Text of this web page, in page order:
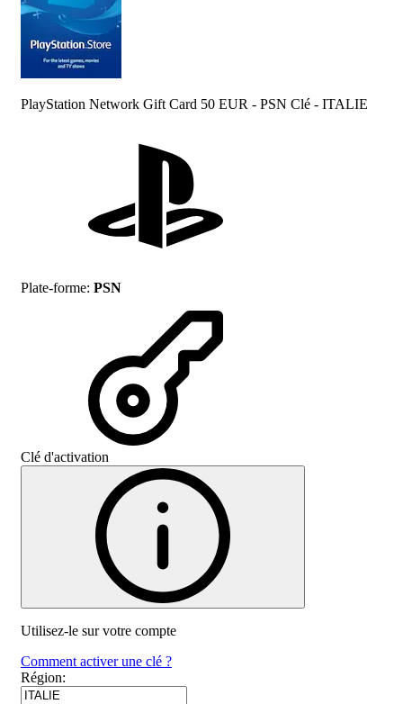
PlayStation Network Gift Card 50 EUR - PSN Clé - ITALIE
Plate-forme: PSN
Clé d'activation
Utilisez-le sur votre compte
Comment activer une clé ?
Région: